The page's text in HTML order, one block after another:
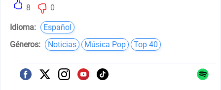
8 0
Idioma:
Español
Géneros:
Noticias Música Pop Top 40